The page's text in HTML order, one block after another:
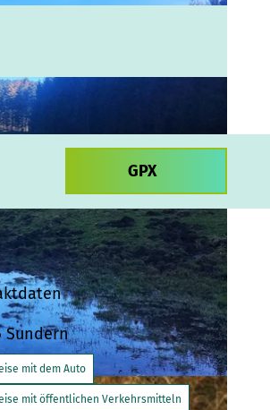
GPX
Sundern
mit dem Auto
mit öffentlichen Verkehrsmitteln